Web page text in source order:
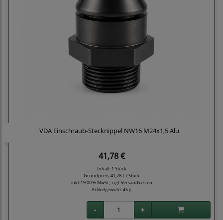
VDA Einschraub-Stecknippel NW16 M24x1,5 Alu
41,78 €
Inhalt: 1 Stück
Grundpreis:41,78 € / Stück
inkl. 19,00 % MwSt., zzgl. Versandkosten
Artikelgewicht: 45 g